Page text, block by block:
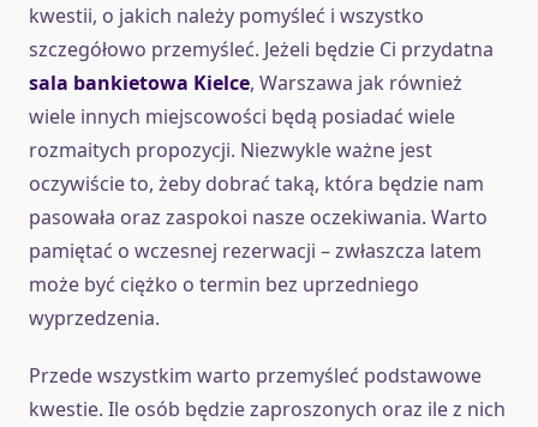
kwestii, o jakich należy pomyśleć i wszystko
szczegółowo przemyśleć. Jeżeli będzie Ci przydatna
sala bankietowa Kielce, Warszawa jak również
wiele innych miejscowości będą posiadać wiele
rozmaitych propozycji. Niezwykle ważne jest
oczywiście to, żeby dobrać taką, która będzie nam
pasowała oraz zaspokoi nasze oczekiwania. Warto
pamiętać o wczesnej rezerwacji – zwłaszcza latem
może być ciężko o termin bez uprzedniego
wyprzedzenia.
Przede wszystkim warto przemyśleć podstawowe
kwestie. Ile osób będzie zaproszonych oraz ile z nich